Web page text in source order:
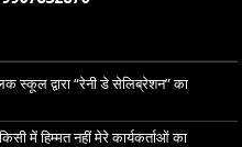
स्कूल द्वारा “रेनी डे सेलिब्रेशन” का
में हिम्मत नहीं मेरे कार्यकर्ताओं का